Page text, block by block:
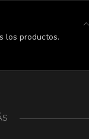
los productos.